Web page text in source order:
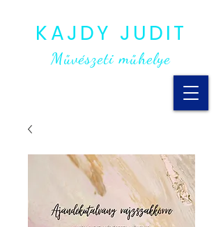
KAJDY JUDIT
Művészeti műhelye